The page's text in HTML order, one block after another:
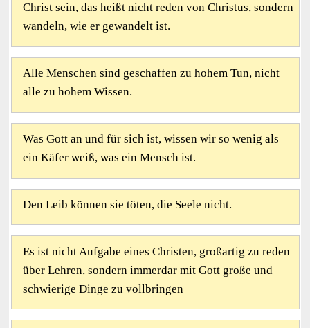
Christ sein, das heißt nicht reden von Christus, sondern
wandeln, wie er gewandelt ist.
Alle Menschen sind geschaffen zu hohem Tun, nicht
alle zu hohem Wissen.
Was Gott an und für sich ist, wissen wir so wenig als
ein Käfer weiß, was ein Mensch ist.
Den Leib können sie töten, die Seele nicht.
Es ist nicht Aufgabe eines Christen, großartig zu reden
über Lehren, sondern immerdar mit Gott große und
schwierige Dinge zu vollbringen